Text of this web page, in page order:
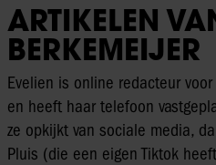
ARTIKELEN
BERKEMEIJER
Evelien is online redacteur voor
en heeft haar telefoon
ze opkijkt van sociale media,
Pluis (die een eigen Tiktok